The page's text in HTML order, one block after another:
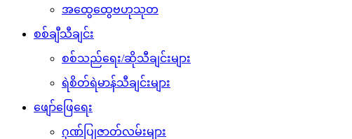
အထွေထွေဗဟုသုတ
စစ်ချီသီချင်း
စစ်သည်ရေး/ဆိုသီချင်းများ
ရဲစိတ်ရဲမာန်သီချင်းများ
ဖျော်ဖြေရေး
ဂုဏ်ပြုဇာတ်လမ်းများ